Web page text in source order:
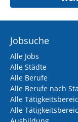
Jobsuche
Alle Jobs
Alle Städte
Alle Berufe
Alle Berufe nach
Alle
Alle